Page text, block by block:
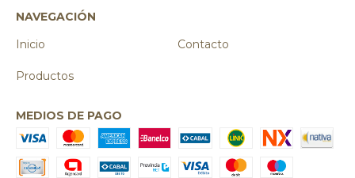
NAVEGACIÓN
Inicio
Contacto
Productos
MEDIOS DE PAGO